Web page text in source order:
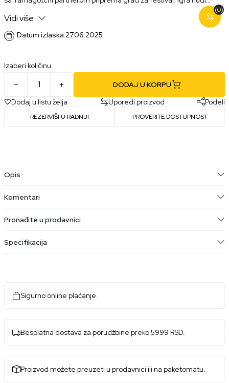
Vidi više
Datum izlaska:27.06.2025
Izaberi količinu
DODAJ U KORPU
Dodaj u listu želja
Uporedi proizvod Podeli
REZERVIŠI U RADNJI PROVERITE DOSTUPNOST
(0)
Opis
Komentari
Pronađite u prodavnici
Specifikacija
Sigurno online plaćanje.
Besplatna dostava za porudžbine preko 5999 RSD.
Proizvod možete preuzeti u prodavnici ili na paketomatu.